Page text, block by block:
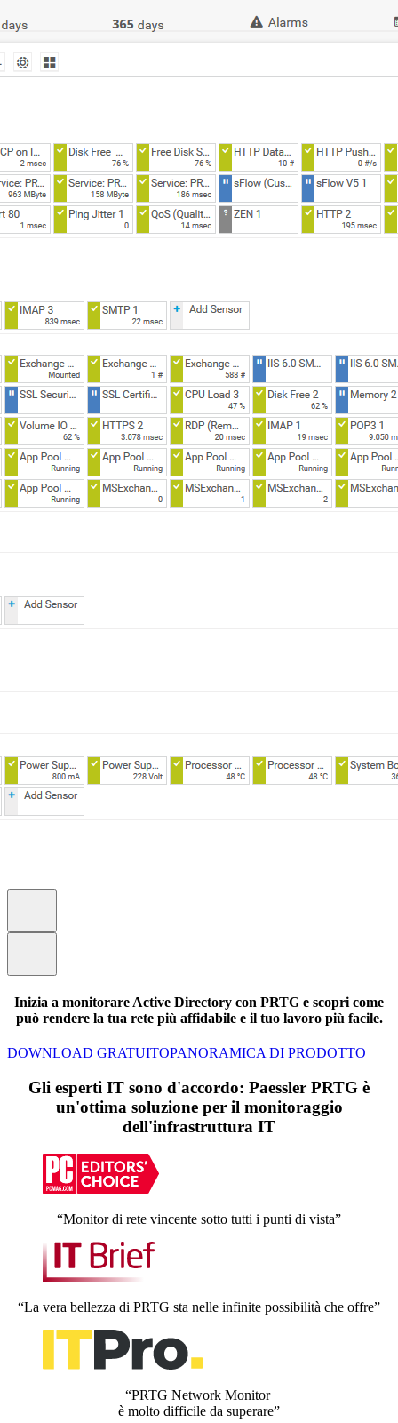
Inizia a monitorare Active Directory con PRTG e scopri come
può rendere la tua rete più affidabile e il tuo lavoro più facile.
DOWNLOAD GRATUITOPANORAMICA DI PRODOTTO
Gli esperti IT sono d'accordo: Paessler PRTG è
un'ottima soluzione per il monitoraggio
dell'infrastruttura IT
“Monitor di rete vincente sotto tutti i punti di vista”
“La vera bellezza di PRTG sta nelle infinite possibilità che offre”
“PRTG Network Monitor
è molto difficile da superare”